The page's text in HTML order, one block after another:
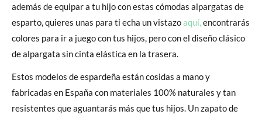
además de equipar a tu hijo con estas cómodas alpargatas de
esparto, quieres unas para ti echa un vistazoaquí, encontrarás
colores para ir a juego con tus hijos, pero con el diseño clásico
de alpargata sin cinta elástica en la trasera.
Estos modelos de espardeña están cosidas a mano y
fabricadas en España con materiales 100% naturales y tan
resistentes que aguantarás más que tus hijos. Un zapato de